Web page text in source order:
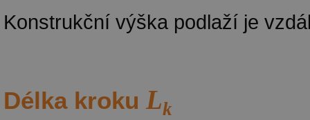
Konstrukční výška podlaží je
Délka kroku Lk